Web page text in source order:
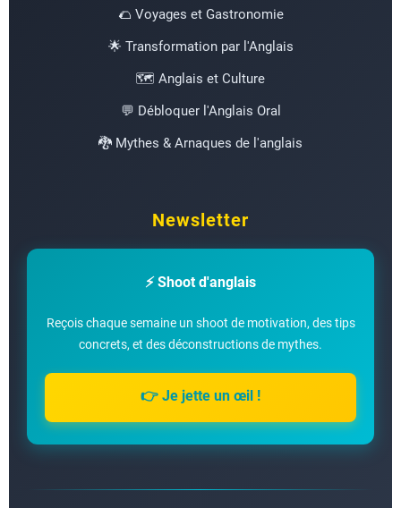
🌮 Voyages et Gastronomie
🌟 Transformation par l'Anglais
🗺️ Anglais et Culture
💬 Débloquer l'Anglais Oral
🐉 Mythes & Arnaques de l'anglais
Newsletter
⚡ Shoot d'anglais
Reçois chaque semaine un shoot de motivation, des tips
concrets, et des déconstructions de mythes.
👉 Je jette un œil !